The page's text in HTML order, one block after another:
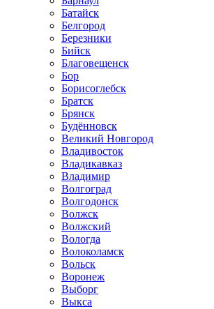
Батайск
Белгород
Березники
Бийск
Благовещенск
Бор
Борисоглебск
Братск
Брянск
Будённовск
Великий Новгород
Владивосток
Владикавказ
Владимир
Волгоград
Волгодонск
Волжск
Волжский
Вологда
Волоколамск
Вольск
Воронеж
Выборг
Выкса